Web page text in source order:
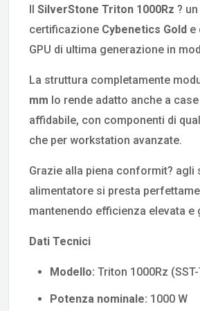
IlSilverStone Triton 1000Rz ?
certificazione Cybenetics Gold e
GPU di ultima generazione in
La struttura completamente
mm lo rende adatto anche a
affidabile, con componenti di
che per workstation avanzate.
Grazie alla piena conformit? agli
alimentatore si presta
mantenendo efficienza elevata
Dati Tecnici
Modello: Triton 1000Rz
Potenza nominale: 1000 W